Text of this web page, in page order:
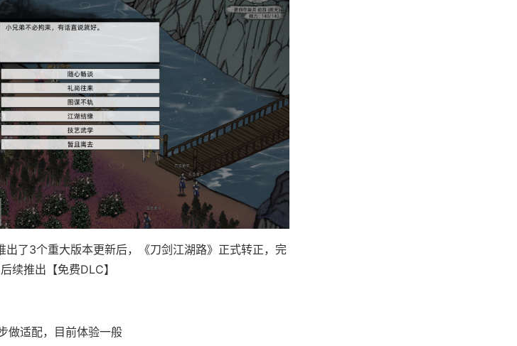
了3个重大版本更新后，《刀剑江湖路》正式转正，完
续推出【免费DLC】
做适配，目前体验一般